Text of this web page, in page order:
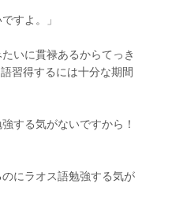
すよ。」
いに貫禄あるからてっき
習得するには十分な期間
する気がないですから！
のにラオス語勉強する気が